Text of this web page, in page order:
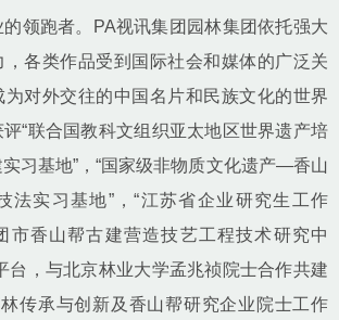
跑者。PA视讯集团园林集团依托强大
，各类作品受到国际社会和媒体的广泛关
对外交往的中国名片和民族文化的世界
“联合国教科文组织亚太地区世界遗产培
习基地”，“国家级非物质文化遗产—香山
法实习基地”，“江苏省企业研究生工作
市香山帮古建营造技艺工程技术研究中
台，与北京林业大学孟兆祯院士合作共建
传承与创新及香山帮研究企业院士工作